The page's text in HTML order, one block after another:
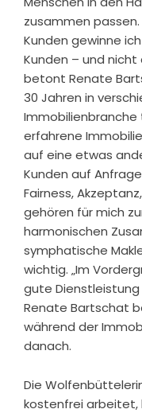
zusammen
Kunden gewinne
Kunden – und nicht
betont Renate
30 Jahren in
erfahrene
auf eine etwas
Kunden auf
Fairness,
gehören für mich
harmonischen
symphatische
wichtig. „Im
gute Dienstleistung
Renate Bartschat
während der
danach.
Die
kostenfrei arbeitet,